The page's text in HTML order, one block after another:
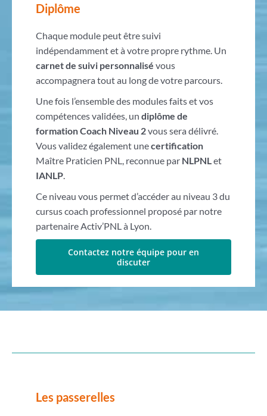
Diplôme
Chaque module peut être suivi
indépendamment et à votre propre rythme. Un
carnet de suivi personnalisé vous
accompagnera tout au long de votre parcours.
Une fois l’ensemble des modules faits et vos
compétences validées, un diplôme de
formation Coach Niveau 2vous sera délivré.
Vous validez également unecertification
Maître Praticien PNL, reconnue par NLPNLet
IANLP.
Ce niveau vous permet d’accéder au niveau 3 du
cursus coach professionnel proposé par notre
partenaire Activ’PNL à Lyon.
Contactez notre équipe pour en
discuter
Les passerelles